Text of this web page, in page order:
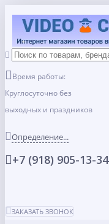
Время работы:
Круглосуточно без
выходных и праздников
Определение...
+7 (918) 905-13-34
ЗАКАЗАТЬ ЗВОНОК